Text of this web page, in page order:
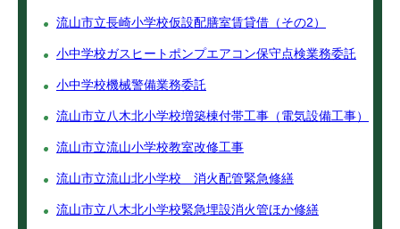
流山市立長崎小学校仮設配膳室賃貸借（その2）
小中学校ガスヒートポンプエアコン保守点検業務委託
小中学校機械警備業務委託
流山市立八木北小学校増築棟付帯工事（電気設備工事）
流山市立流山小学校教室改修工事
流山市立流山北小学校 消火配管緊急修繕
流山市立八木北小学校緊急埋設消火管ほか修繕